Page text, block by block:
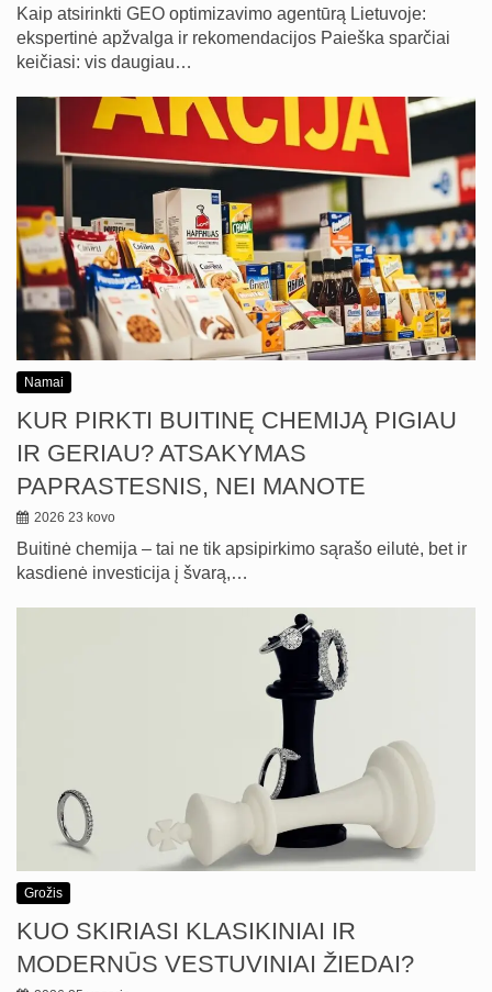
Kaip atsirinkti GEO optimizavimo agentūrą Lietuvoje:
ekspertinė apžvalga ir rekomendacijos Paieška sparčiai
keičiasi: vis daugiau…
Namai
KUR PIRKTI BUITINĘ CHEMIJĄ PIGIAU
IR GERIAU? ATSAKYMAS
PAPRASTESNIS, NEI MANOTE
2026 23 kovo
Buitinė chemija – tai ne tik apsipirkimo sąrašo eilutė, bet ir
kasdienė investicija į švarą,…
Grožis
KUO SKIRIASI KLASIKINIAI IR
MODERNŪS VESTUVINIAI ŽIEDAI?